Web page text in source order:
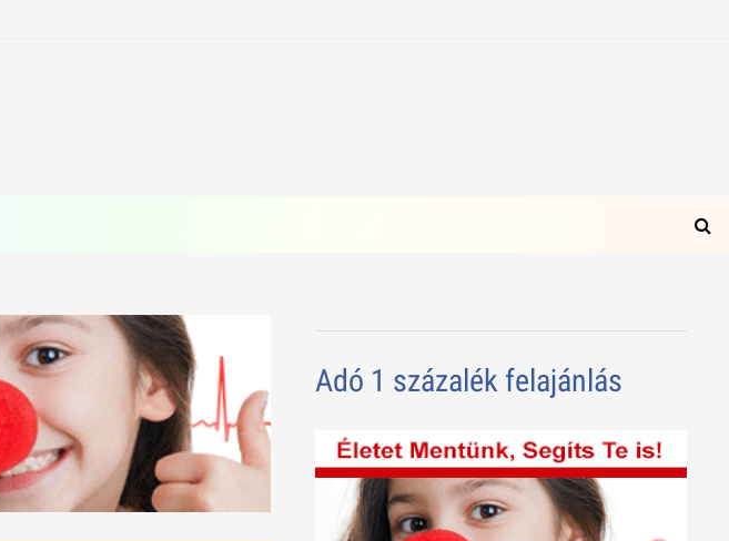
Adó 1 százalék felajánlás